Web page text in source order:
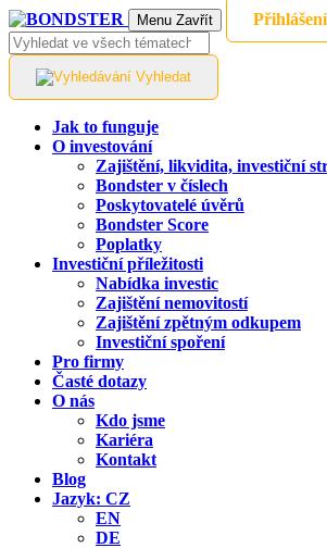
Menu Zavřít Přihlášení
Vyhledat
Jak to funguje
O investování
Zajištění, likvidita, investiční
Bondster v číslech
Poskytovatelé úvěrů
Bondster Score
Poplatky
Investiční příležitosti
Nabídka investic
Zajištění nemovitostí
Zajištění zpětným odkupem
Investiční spoření
Pro firmy
Časté dotazy
O nás
Kdo jsme
Kariéra
Kontakt
Blog
Jazyk: CZ
EN
DE